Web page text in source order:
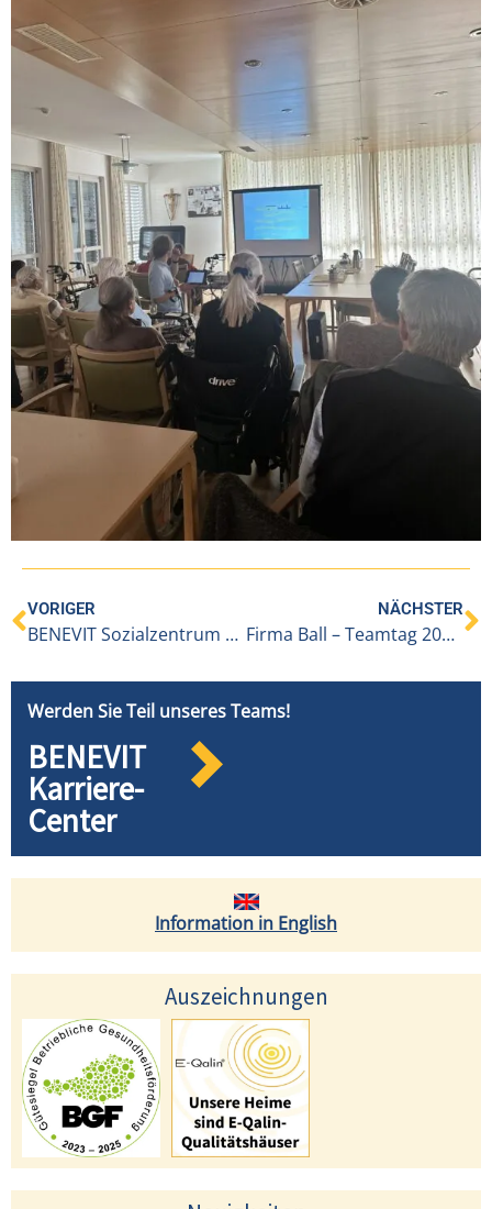
VORIGER
BENEVIT Sozialzentrum Weidach / 71. Eugen-Russ-Ausfahrt auf der Sonnenkönigin
NÄCHSTER
Firma Ball – Teamtag 2025„Gemeinsam Gutes tun“ im BENEVIT IAP an der Lutz
Werden Sie Teil unseres Teams!
BENEVIT
Karriere-
Center
Information in English
Auszeichnungen